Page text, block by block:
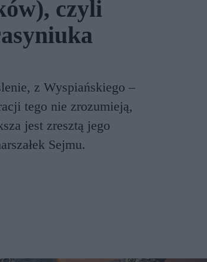
czyli
z Wyspiańskiego –
tego nie zrozumieją,
jest zresztą jego
Sejmu.